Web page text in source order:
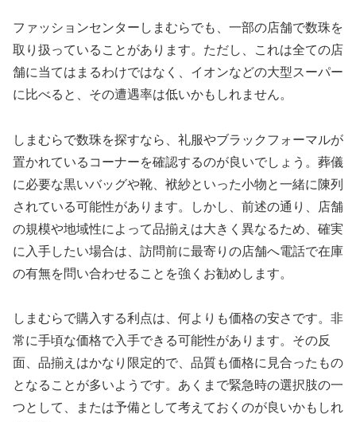
ファッションセンターしまむらでも、一部の店舗で数珠を
取り扱っていることがあります。ただし、これは全ての店
舗に当てはまるわけではなく、イオンなどの大型スーパー
に比べると、その遭遇率は低いかもしれません。
しまむらで数珠を探すなら、礼服やブラックフォーマルが
置かれているコーナーを確認するのが良いでしょう。葬儀
に必要な黒いバッグや靴、袱紗といった小物と一緒に陳列
されている可能性があります。しかし、前述の通り、店舗
の規模や地域性によって品揃えは大きく異なるため、確実
に入手したい場合は、訪問前に最寄りの店舗へ電話で在庫
の有無を問い合わせることを強くお勧めします。
しまむらで購入する利点は、何よりも価格の安さです。非
常に手頃な価格で入手できる可能性があります。その反
面、品揃えはかなり限定的で、品質も価格に見合ったもの
となることが多いようです。あくまで緊急時の選択肢の一
つとして、または予備として考えておくのが良いかもしれ